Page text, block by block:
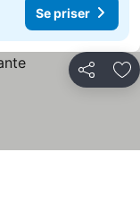
Se priser
Del